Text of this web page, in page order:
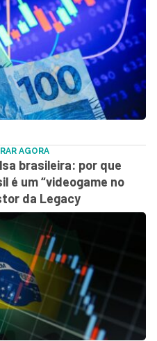
AGORA
brasileira: por que
é um “videogame no
da Legacy